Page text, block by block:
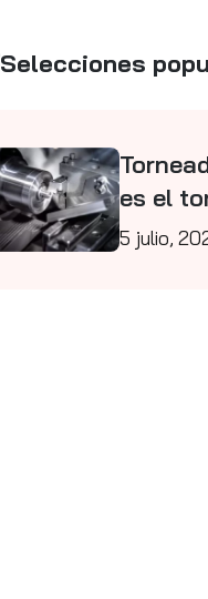
Selecciones
es el
cómo
5 julio,